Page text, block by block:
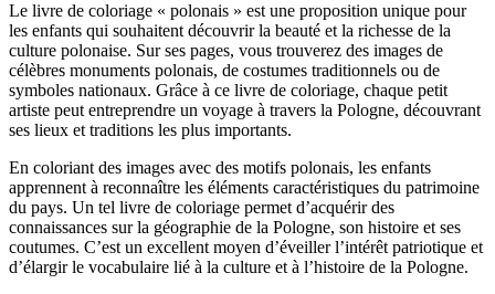
Le livre de coloriage « polonais » est une proposition unique pour
les enfants qui souhaitent découvrir la beauté et la richesse de la
culture polonaise. Sur ses pages, vous trouverez des images de
célèbres monuments polonais, de costumes traditionnels ou de
symboles nationaux. Grâce à ce livre de coloriage, chaque petit
artiste peut entreprendre un voyage à travers la Pologne, découvrant
ses lieux et traditions les plus importants.
En coloriant des images avec des motifs polonais, les enfants
apprennent à reconnaître les éléments caractéristiques du patrimoine
du pays. Un tel livre de coloriage permet d’acquérir des
connaissances sur la géographie de la Pologne, son histoire et ses
coutumes. C’est un excellent moyen d’éveiller l’intérêt patriotique et
d’élargir le vocabulaire lié à la culture et à l’histoire de la Pologne.